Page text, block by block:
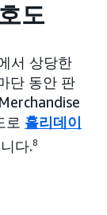
도
서 상당한
단 동안 판
로 홀리데이
다.8